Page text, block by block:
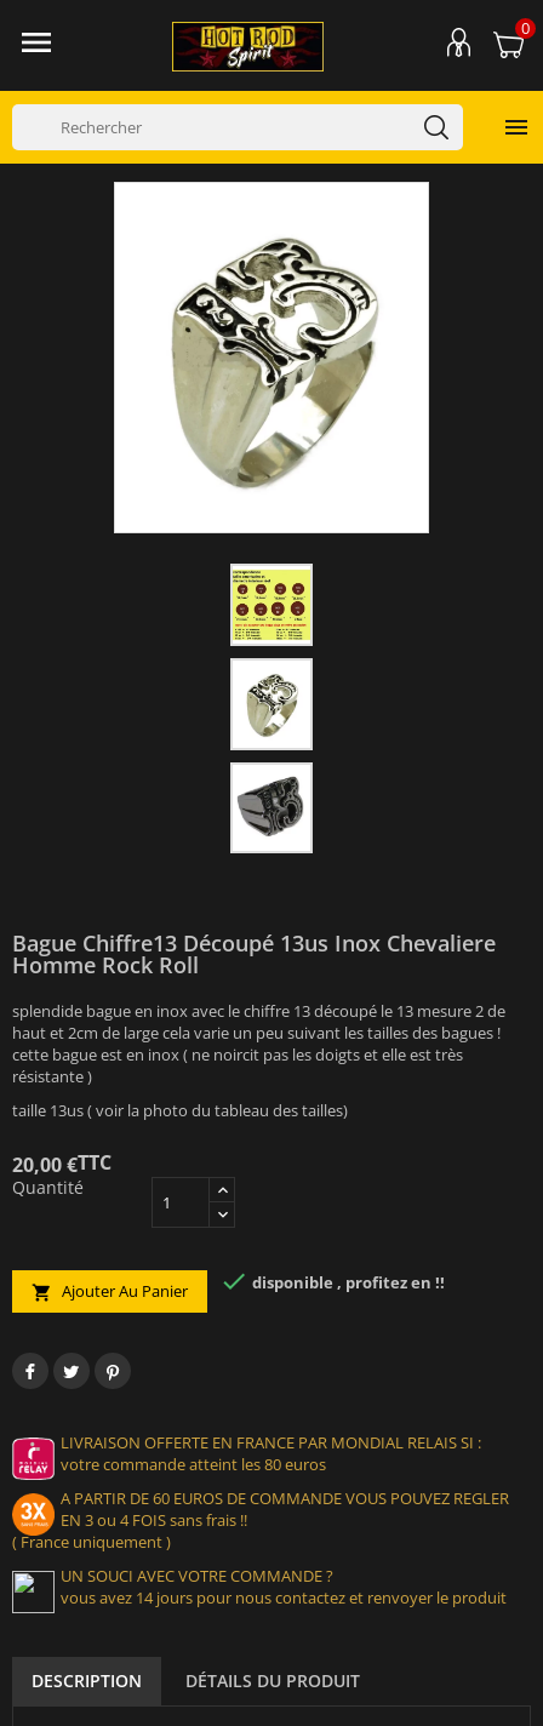
 0

Bague Chiffre13 Découpé 13us Inox Chevaliere
Homme Rock Roll
splendide bague en inox avec le chiffre 13 découpé le 13 mesure 2 de
haut et 2cm de large cela varie un peu suivant les tailles des bagues !
cette bague est en inox ( ne noircit pas les doigts et elle est très
résistante )
taille 13us ( voir la photo du tableau des tailles)
20,00 €TTC
Quantité
 Ajouter Au Panier  disponible , profitez en !!
LIVRAISON OFFERTE EN FRANCE PAR MONDIAL RELAIS SI :
votre commande atteint les 80 euros
A PARTIR DE 60 EUROS DE COMMANDE VOUS POUVEZ REGLER
EN 3 ou 4 FOIS sans frais !!
( France uniquement )
UN SOUCI AVEC VOTRE COMMANDE ?
vous avez 14 jours pour nous contactez et renvoyer le produit
DESCRIPTION DÉTAILS DU PRODUIT